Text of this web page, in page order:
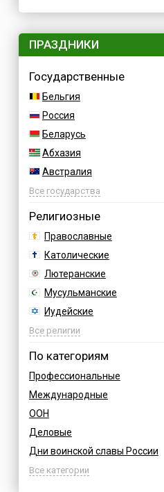
ПРАЗДНИКИ
Государственные
Бельгия
Россия
Беларусь
Абхазия
Австралия
Австрия
Босния
Бразилия
Великобритания
Венгрия
Вьетнам
Германия
Греция
Все государства
Религиозные
Православные
Католические
Лютеранские
Мусульманские
Иудейские
Буддийские
Все религии
По категориям
Профессиональные
Международные
ООН
Деловые
Дни воинской славы России
Армейские
Все категории